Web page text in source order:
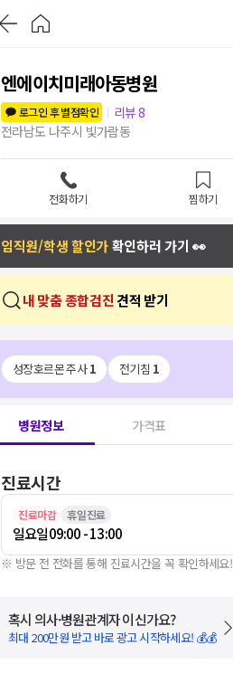
엔에이치미래아동병원
로그인 후 별점확인
리뷰8
전라남도 나주시 빛가람동
전화하기 찜하기
임직원/학생 할인가확인하러 가기 👀
내 맞춤 종합검진 견적 받기
성장호르몬 주사1 전기침 1
병원정보 가격표
진료시간
진료마감 휴일진료
일요일09:00 - 13:00
※ 방문 전 전화를 통해 진료시간을 꼭 확인하세요!
혹시 의사·병원관계자 이신가요?
최대 200만원 받고 바로 광고 시작하세요! 💰💰